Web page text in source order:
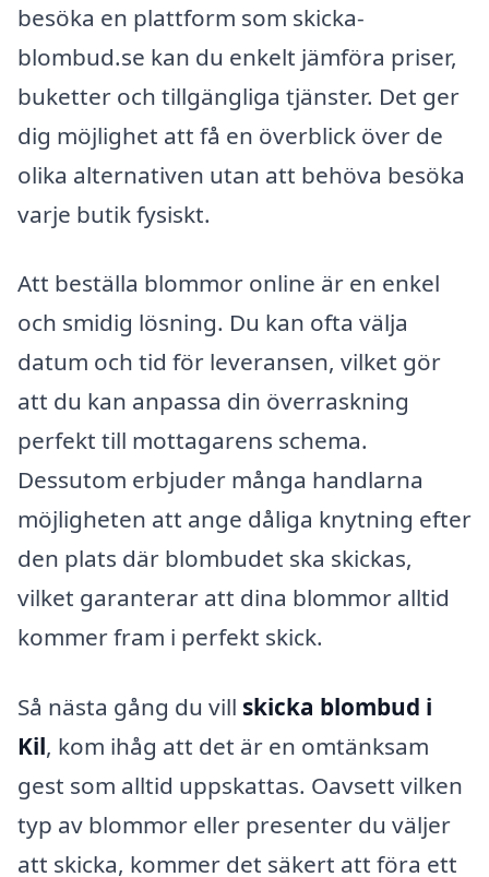
besöka en plattform som skicka-
blombud.se kan du enkelt jämföra priser,
buketter och tillgängliga tjänster. Det ger
dig möjlighet att få en överblick över de
olika alternativen utan att behöva besöka
varje butik fysiskt.
Att beställa blommor online är en enkel
och smidig lösning. Du kan ofta välja
datum och tid för leveransen, vilket gör
att du kan anpassa din överraskning
perfekt till mottagarens schema.
Dessutom erbjuder många handlarna
möjligheten att ange dåliga knytning efter
den plats där blombudet ska skickas,
vilket garanterar att dina blommor alltid
kommer fram i perfekt skick.
Så nästa gång du vill skicka blombud i
Kil, kom ihåg att det är en omtänksam
gest som alltid uppskattas. Oavsett vilken
typ av blommor eller presenter du väljer
att skicka, kommer det säkert att föra ett